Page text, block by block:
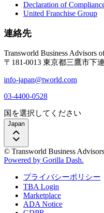
Declaration of
United Franchise Group
連絡先
Transworld Business Advisors
〒181-0013 東京都三鷹市下
info-japan@tworld.com
03-4400-0528
国を選択してください
Japan
© Transworld Business
Powered by Gorilla Dash.
プライバシーポリシー
TBA Login
Marketplace
ADA Notice